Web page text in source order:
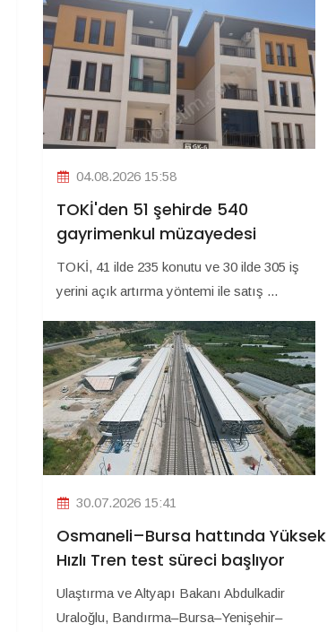
04.08.2026 15:58
TOKİ'den 51 şehirde 540
gayrimenkul müzayedesi
TOKİ, 41 ilde 235 konutu ve 30 ilde 305 iş
yerini açık artırma yöntemi ile satış ...
30.07.2026 15:41
Osmaneli–Bursa hattında Yüksek
Hızlı Tren test süreci başlıyor
Ulaştırma ve Altyapı Bakanı Abdulkadir
Uraloğlu, Bandırma–Bursa–Yenişehir–